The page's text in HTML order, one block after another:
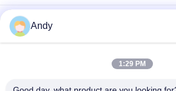
Transportador de parafusos de auge,
em espiral para o movimento contínuo de
materiais de pequenos blocos
Máquinas para transporte contínuo de
em espiral, para deslocamento estável e
Andy
1:29 PM